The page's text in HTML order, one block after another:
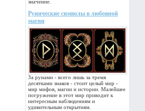
значение.
Рунические символы в любовной
магии
За рунами - всего лишь за тремя
десятками знаков - стоит целый мир -
мир мифов, магии и истории. Малейшее
погружение в этот мир приводит к
интересным наблюдениям и
удивительным открытиям.